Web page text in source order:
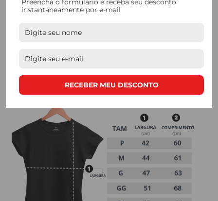
quem busca qualidade. Nossos processos de
instantaneamente por e-mail
RECEBER MEU DESCONTO